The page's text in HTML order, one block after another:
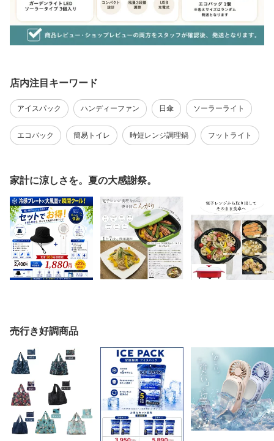
店内注目キーワード
アイスパック ハンディーファン 日傘 ソーラーライト
エコバック 簡易トイレ 時短レンジ調理鍋 フットライト
家計に涼しさを。夏の大感謝祭。
売行き好調商品